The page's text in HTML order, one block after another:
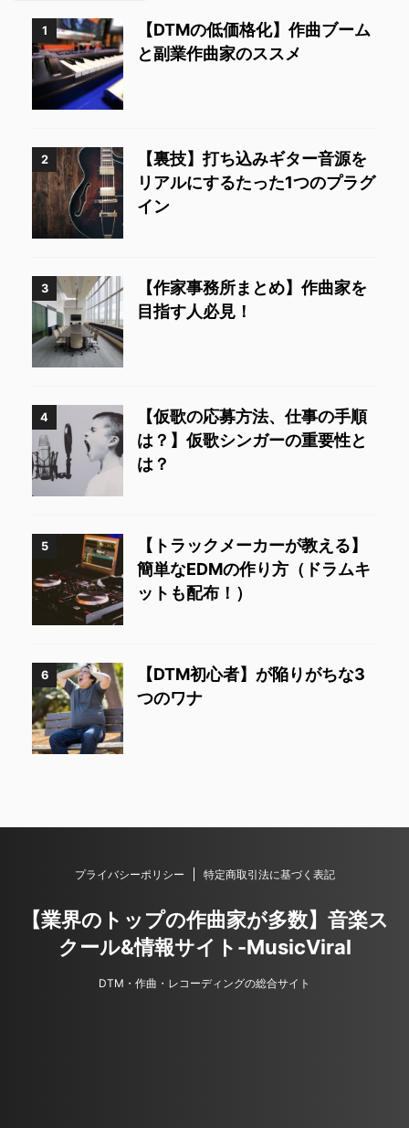
1
【DTMの低価格化】作曲ブーム
と副業作曲家のススメ
2
【裏技】打ち込みギター音源を
リアルにするたった1つのプラグ
イン
3
【作家事務所まとめ】作曲家を
目指す人必見！
4
【仮歌の応募方法、仕事の手順
は？】仮歌シンガーの重要性と
は？
5
【トラックメーカーが教える】
簡単なEDMの作り方（ドラムキ
ットも配布！）
6
【DTM初心者】が陥りがちな3
つのワナ
プライバシーポリシー 特定商取引法に基づく表記
【業界のトップの作曲家が多数】音楽ス
クール&情報サイト-MusicViral
DTM・作曲・レコーディングの総合サイト